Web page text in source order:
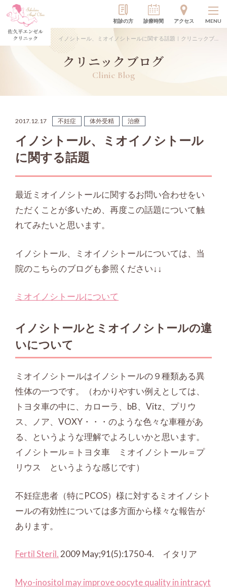
初診の方 診療時間 アクセス MENU
クリニックブログ
Clinic Blog
2017.12.17 不妊症 体外受精 治療
イノシトール、ミオイノシトール
に関する話題
最近ミオイノシトールに関するお問い合わせをい
ただくことが多いため、再度この話題について触
れてみたいと思います。
イノシトール、ミオイノシトールについては、当
院のこちらのブログも参照ください↓↓
ミオイノシトールについて
イノシトールとミオイノシトールの違
いについて
ミオイノシトールはイノシトールの９種類ある異
性体の一つです。（わかりやすい例えとしては、
トヨタ車の中に、カローラ、bB、Vitz、プリウ
ス、ノア、VOXY・・・のような色々な車種があ
る、というような理解でよろしいかと思います。
イノシトール＝トヨタ車 ミオイノシトール＝プ
リウス というような感じです）
不妊症患者（特にPCOS）様に対するミオイノシト
ールの有効性については多方面から様々な報告が
あります。
Fertil Steril. 2009 May;91(5):1750-4. イタリア
Myo-inositol may improve oocyte quality in intracyt